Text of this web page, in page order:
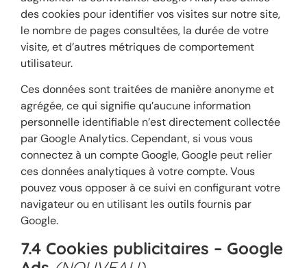
des cookies pour identifier vos visites sur notre site,
le nombre de pages consultées, la durée de votre
visite, et d’autres métriques de comportement
utilisateur.
Ces données sont traitées de manière anonyme et
agrégée, ce qui signifie qu’aucune information
personnelle identifiable n’est directement collectée
par Google Analytics. Cependant, si vous vous
connectez à un compte Google, Google peut relier
ces données analytiques à votre compte. Vous
pouvez vous opposer à ce suivi en configurant votre
navigateur ou en utilisant les outils fournis par
Google.
7.4 Cookies publicitaires – Google